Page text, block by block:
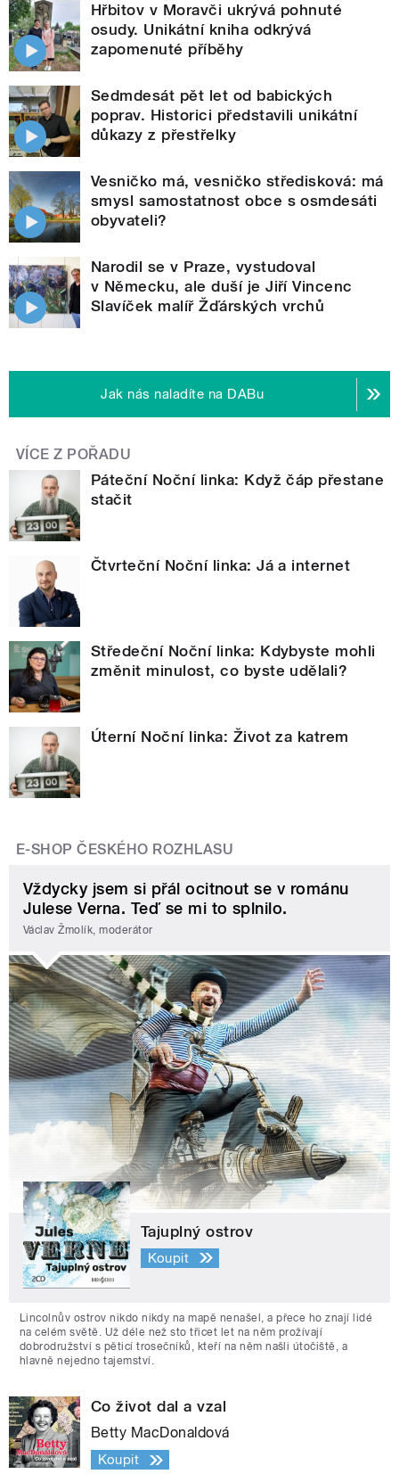
Hřbitov v Moravči ukrývá pohnuté
osudy. Unikátní kniha odkrývá
zapomenuté příběhy
Sedmdesát pět let od babických
poprav. Historici představili unikátní
důkazy z přestřelky
Vesničko má, vesničko středisková: má
smysl samostatnost obce s osmdesáti
obyvateli?
Narodil se v Praze, vystudoval
v Německu, ale duší je Jiří Vincenc
Slavíček malíř Žďárských vrchů
Jak nás naladíte na DABu
VÍCE Z POŘADU
Páteční Noční linka: Když čáp přestane
stačit
Čtvrteční Noční linka: Já a internet
Středeční Noční linka: Kdybyste mohli
změnit minulost, co byste udělali?
Úterní Noční linka: Život za katrem
E-SHOP ČESKÉHO ROZHLASU
Vždycky jsem si přál ocitnout se v románu
Julese Verna. Teď se mi to splnilo.
Václav Žmolík, moderátor
Tajuplný ostrov
Koupit
Lincolnův ostrov nikdo nikdy na mapě nenašel, a přece ho znají lidé
na celém světě. Už déle než sto třicet let na něm prožívají
dobrodružství s pěticí trosečníků, kteří na něm našli útočiště, a
hlavně nejedno tajemství.
Co život dal a vzal
Betty MacDonaldová
Koupit